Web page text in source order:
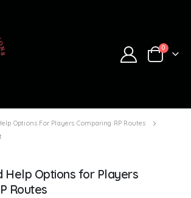
0
Options For Players Comparing RP Routes
Help Options for Players
Routes